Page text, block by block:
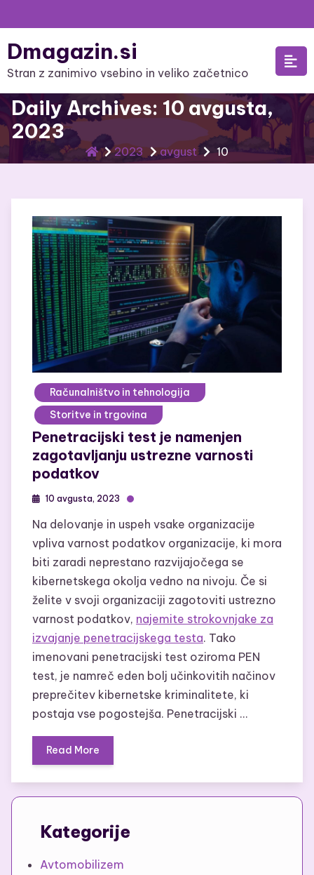
to
content
Dmagazin.si
Stran z zanimivo vsebino in veliko začetnico
Daily Archives: 10 avgusta,
2023
2023 avgust 10
Računalništvo in tehnologija
Storitve in trgovina
Penetracijski test je namenjen
zagotavljanju ustrezne varnosti
podatkov
10 avgusta, 2023
Na delovanje in uspeh vsake organizacije
vpliva varnost podatkov organizacije, ki mora
biti zaradi neprestano razvijajočega se
kibernetskega okolja vedno na nivoju. Če si
želite v svoji organizaciji zagotoviti ustrezno
varnost podatkov, najemite strokovnjake za
izvajanje penetracijskega testa. Tako
imenovani penetracijski test oziroma PEN
test, je namreč eden bolj učinkovitih načinov
preprečitev kibernetske kriminalitete, ki
postaja vse pogostejša. Penetracijski …
Read More
Kategorije
Avtomobilizem